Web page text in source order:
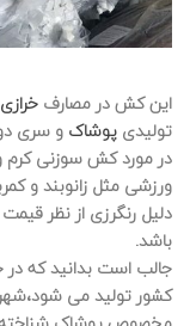
این کش در مصارف خرازی
تولیدی پوشاک و سری
در مورد کش سوزنی کرم
ورزشی مثل زانوبند و
دلیل رنگرزی از نظر
باشد.
جالب است بدانید که در
کشور تولید می شود،شهر